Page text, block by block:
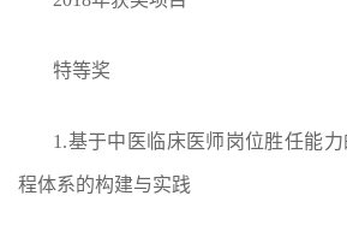
特等奖
1.基于中医临床医师岗位胜任能
程体系的构建与实践